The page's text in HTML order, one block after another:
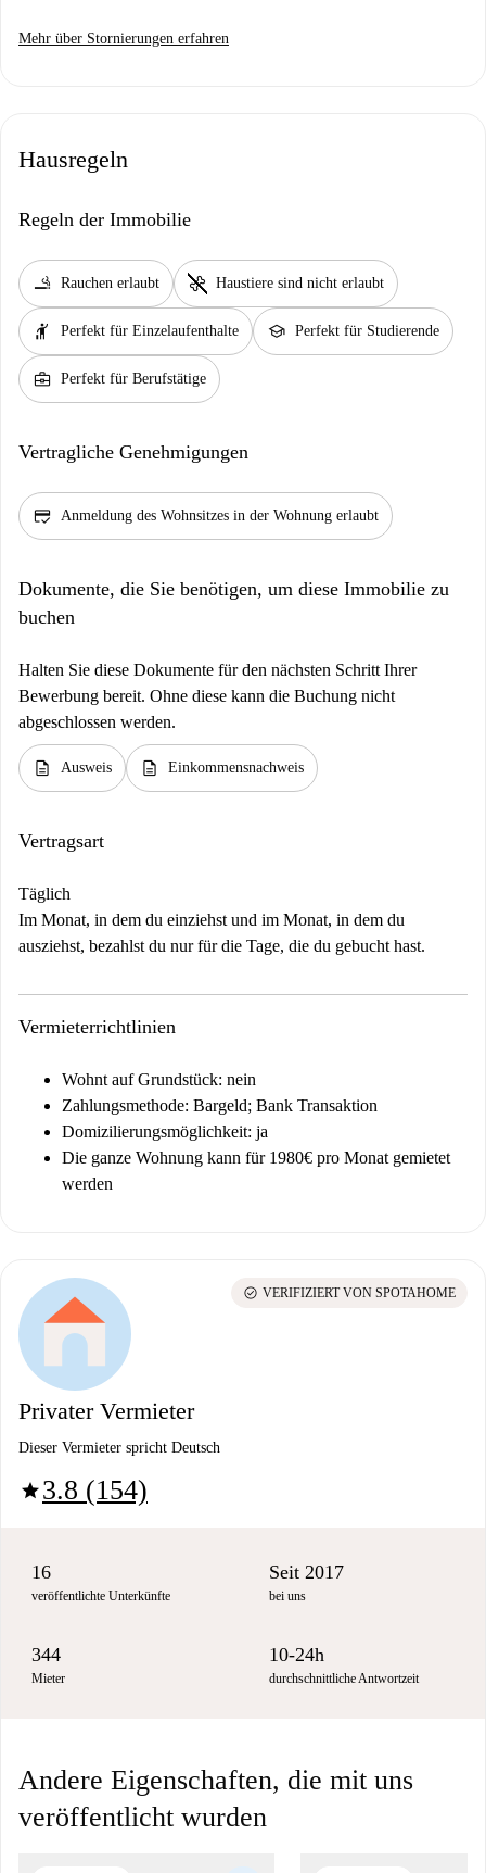
Mehr über Stornierungen erfahren
Hausregeln
Regeln der Immobilie
smoking_rooms Rauchen erlaubt pet_supplies Haustiere sind nicht erlaubt
hail Perfekt für Einzelaufenthalte school Perfekt für Studierende
business_center Perfekt für Berufstätige
Vertragliche Genehmigungen
credit_score Anmeldung des Wohnsitzes in der Wohnung erlaubt
Dokumente, die Sie benötigen, um diese Immobilie zu
buchen
Halten Sie diese Dokumente für den nächsten Schritt Ihrer
Bewerbung bereit. Ohne diese kann die Buchung nicht
abgeschlossen werden.
description Ausweis description Einkommensnachweis
Vertragsart
Täglich
Im Monat, in dem du einziehst und im Monat, in dem du
ausziehst, bezahlst du nur für die Tage, die du gebucht hast.
Vermieterrichtlinien
Wohnt auf Grundstück: nein
Zahlungsmethode: Bargeld; Bank Transaktion
Domizilierungsmöglichkeit: ja
Die ganze Wohnung kann für 1980€ pro Monat gemietet
werden
Privater Vermieter
Dieser Vermieter spricht Deutsch
star3.8 (154)
check_circle VERIFIZIERT VON SPOTAHOME
16
veröffentlichte Unterkünfte
Seit 2017
bei uns
344
Mieter
10-24h
durchschnittliche Antwortzeit
Andere Eigenschaften, die mit uns
veröffentlicht wurden